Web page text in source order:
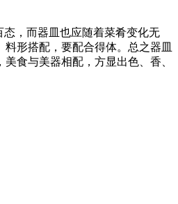
，而器皿也应随着菜肴变化无
形搭配，要配合得体。总之器皿
食与美器相配，方显出色、香、